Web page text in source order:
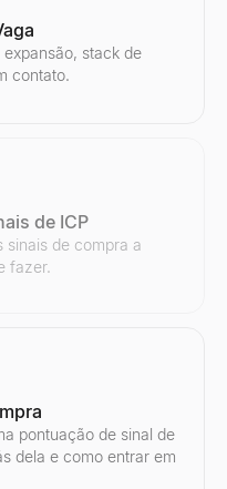
Instagram
Twitter/X
E-mail com IA
de e-mail por
por e-mail com IA. A
stack de
contato.
de ICP
de compra a
fazer.
pontuação de sinal de
dela e como entrar em